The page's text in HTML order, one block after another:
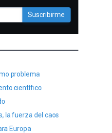
Suscribirme
problema
científico
la fuerza del caos
Europa